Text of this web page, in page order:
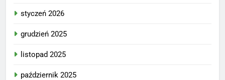
styczeń 2026
grudzień 2025
listopad 2025
październik 2025